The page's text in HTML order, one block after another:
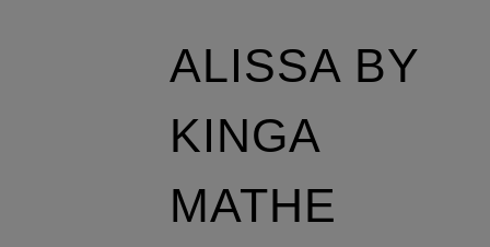
ALISSA BY
KINGA
MATHE